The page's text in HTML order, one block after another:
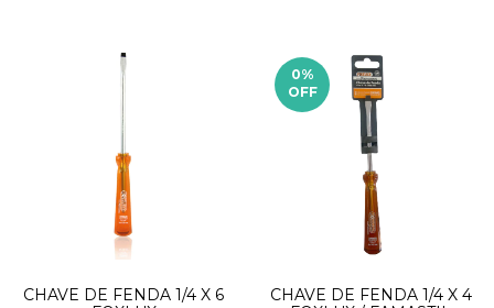
CHAVE DE FENDA 1/4 X 6
0%
OFF
CHAVE DE FENDA 1/4 X 4